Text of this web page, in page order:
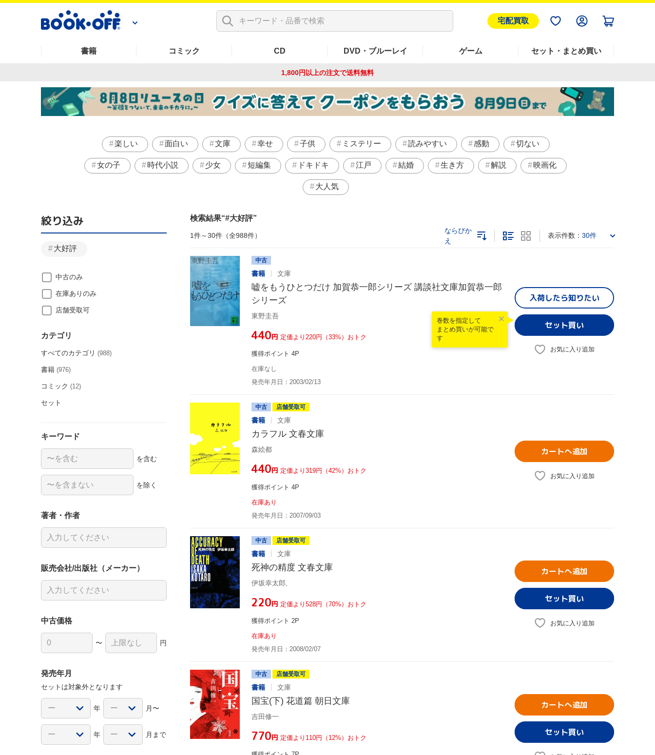
宅配買取
書籍 コミック CD DVD・ブルーレイ ゲーム セット・まとめ買い
1,800円以上の注文で送料無料
楽しい 面白い 文庫 幸せ 子供 ミステリー 読みやすい 感動 切ない
女の子 時代小説 少女 短編集 ドキドキ 江戸 結婚 生き方 解説 映画化
大人気
検索結果 #大好評
1件～30件（全988件）
ならびか
え
表示件数： 30件
中古
書籍 文庫
嘘をもうひとつだけ 加賀恭一郎シリーズ 講談社文庫加賀恭一郎
シリーズ
東野圭吾
¥440円 定価より220円（33%）おトク
獲得ポイント 4P
在庫なし
発売年月日：2003/02/13
入荷したら知りたい
巻数を指定して
まとめ買いが可能で
す
お気に入り追加
中古 店舗受取可
書籍 文庫
カラフル 文春文庫
森絵都
¥440円 定価より319円（42%）おトク
獲得ポイント 4P
在庫あり
発売年月日：2007/09/03
カートへ追加
お気に入り追加
中古 店舗受取可
書籍 文庫
死神の精度 文春文庫
伊坂幸太郎,
¥220円 定価より528円（70%）おトク
獲得ポイント 2P
在庫あり
発売年月日：2008/02/07
カートへ追加
お気に入り追加
中古 店舗受取可
書籍 文庫
国宝(下) 花道篇 朝日文庫
吉田修一
¥770円 定価より110円（12%）おトク
カートへ追加
絞り込み
大好評
中古のみ
在庫ありのみ
店舗受取可
カテゴリ
すべてのカテゴリ (988)
書籍 (976)
コミック (12)
セット
キーワード
を含む
を除く
著者・作者
販売会社/出版社（メーカー）
中古価格
〜 円
発売年月
セットは対象外となります
年 月〜
年 月まで